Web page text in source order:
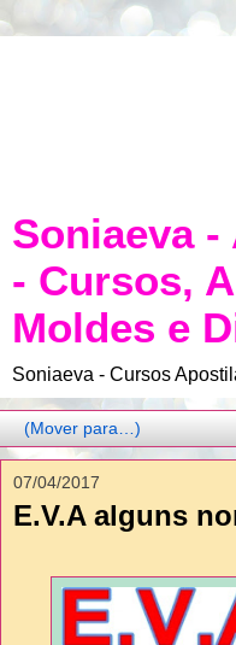
Soniaeva -
- Cursos,
Moldes e
Soniaeva - Cursos
07/04/2017
E.V.A alguns